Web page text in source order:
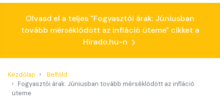
Olvasd el a teljes "Fogyasztói árak: Júniusban
tovább mérséklődött az infláció üteme" cikket a
Hirado.hu-n
Kezdőlap
Belföld
Fogyasztói árak: Júniusban tovább mérséklődött az infláció
üteme